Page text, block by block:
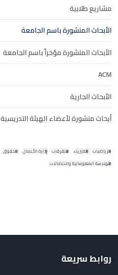
مشاريع طلابية
الأبحاث المنشورة باسم الجامعة
الأبحاث المنشورة مؤخراً باسم الجامعة
ACM
الأبحاث الجارية
أبحاث منشورة لأعضاء الهيئة التدريسية
الرياضيات الفيزياء متفرقات إدارة الأعمال الحقوق
الهندسة المعلوماتية والاتصالات
روابط سريعة